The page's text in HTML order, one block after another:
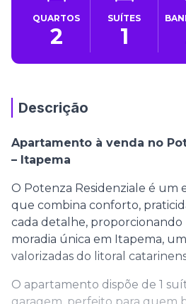
QUARTOS
2
SUÍTES
1
Descrição
Apartamento à venda no
– Itapema
O Potenza Residenziale é um
que combina conforto,
cada detalhe, proporcionando
moradia única em Itapema,
valorizadas do litoral
O apartamento dispõe de 1